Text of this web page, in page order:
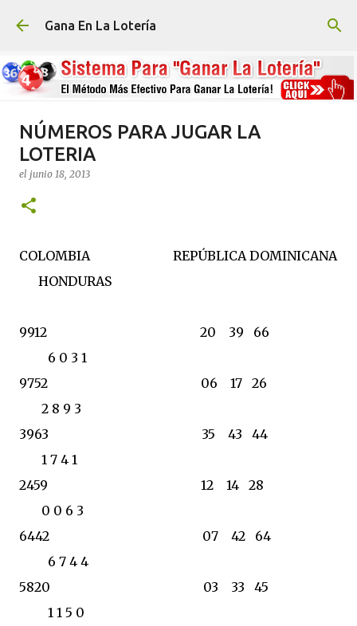
Ir al contenido principal
Gana En La Lotería
NÚMEROS PARA JUGAR LA
LOTERIA
el junio 18, 2013
COLOMBIA REPÚBLICA DOMINICANA
HONDURAS
9912 20 39 66
6 0 3 1
9752 06 17 26
2 8 9 3
3963 35 43 44
1 7 4 1
2459 12 14 28
0 0 6 3
6442 07 42 64
6 7 4 4
5820 03 33 45
1 1 5 0